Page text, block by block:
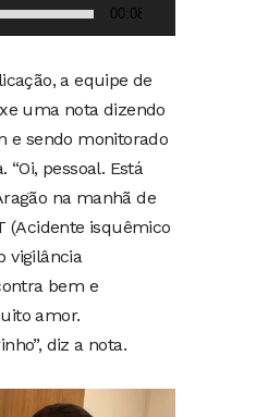
00:08
a equipe de
uma nota dizendo
e sendo monitorado
pessoal. Está
na manhã de
(Acidente isquêmico
vigilância
bem e
amor.
diz a nota.